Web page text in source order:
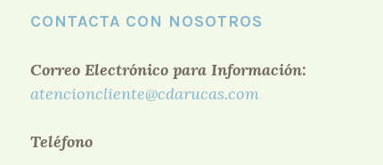
CONTACTA CON NOSOTROS
Correo Electrónico para Información:
atencioncliente@cdarucas.com
Teléfono